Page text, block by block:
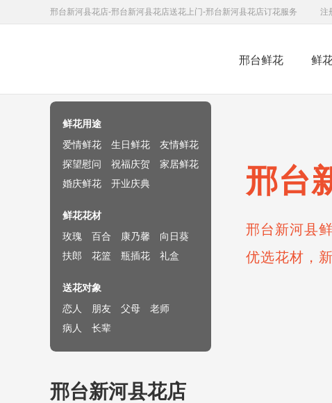
邢台新河县花店-邢台新河县花店送花上门-邢台新河县花店订花服务 注
邢台鲜花 鲜
邢台
邢台新河县
优选花材，
鲜花用途
爱情鲜花
生日鲜花
友情鲜花
探望慰问
祝福庆贺
家居鲜花
婚庆鲜花
开业庆典
鲜花花材
玫瑰
百合 康乃馨
向日葵
扶郎
花篮 瓶插花 礼盒
送花对象
恋人
朋友 父母
老师
病人
长辈
邢台新河县花店